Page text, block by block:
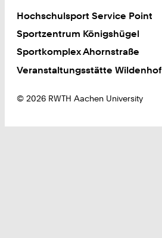
Hochschulsport Service Point
Sportzentrum Königshügel
Sportkomplex Ahornstraße
Veranstaltungsstätte Wildenhof
© 2026 RWTH Aachen University